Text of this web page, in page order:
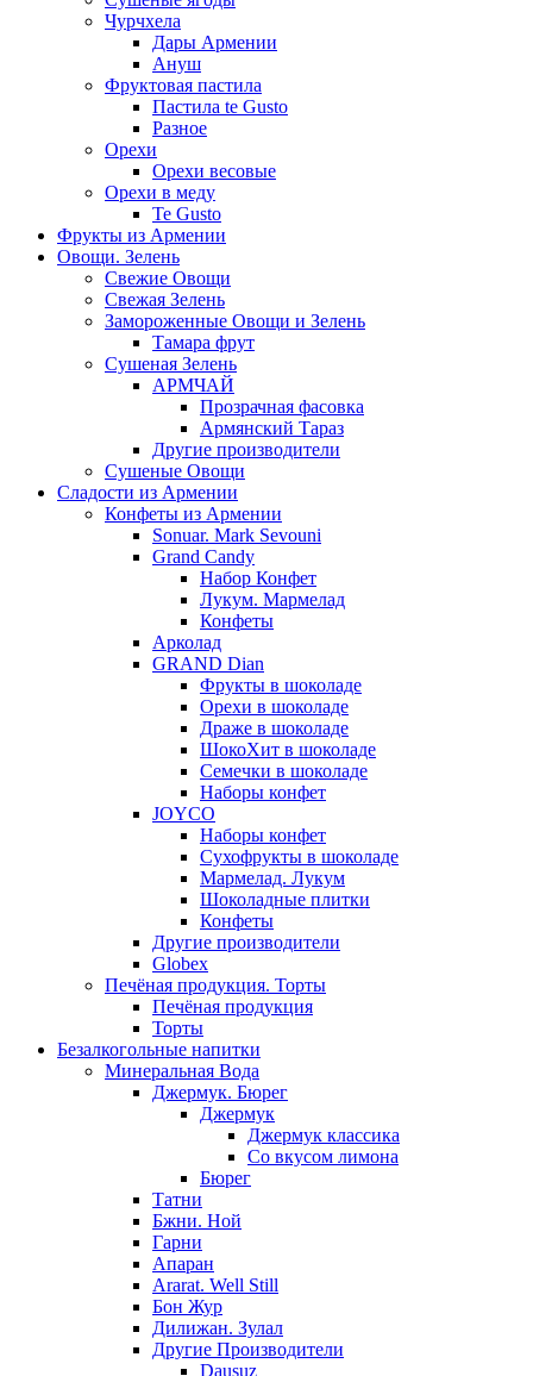
Чурчхела
Дары Армении
Ануш
Фруктовая пастила
Пастила te Gusto
Разное
Орехи
Орехи весовые
Орехи в меду
Te Gusto
Фрукты из Армении
Овощи. Зелень
Свежие Овощи
Свежая Зелень
Замороженные Овощи и Зелень
Тамара фрут
Сушеная Зелень
АРМЧАЙ
Прозрачная фасовка
Армянский Тараз
Другие производители
Сушеные Овощи
Сладости из Армении
Конфеты из Армении
Sonuar. Mark Sevouni
Grand Candy
Набор Конфет
Лукум. Мармелад
Конфеты
Арколад
GRAND Dian
Фрукты в шоколаде
Орехи в шоколаде
Драже в шоколаде
ШокоХит в шоколаде
Семечки в шоколаде
Наборы конфет
JOYCO
Наборы конфет
Сухофрукты в шоколаде
Мармелад. Лукум
Шоколадные плитки
Конфеты
Другие производители
Globex
Печёная продукция. Торты
Печёная продукция
Торты
Безалкогольные напитки
Минеральная Вода
Джермук. Бюрег
Джермук
Джермук классика
Со вкусом лимона
Бюрег
Татни
Бжни. Ной
Гарни
Апаран
Ararat. Well Still
Бон Жур
Дилижан. Зулал
Другие Производители
Dausuz